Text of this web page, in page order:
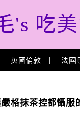
's 吃
英國倫敦 法國
格抹茶控都懾服